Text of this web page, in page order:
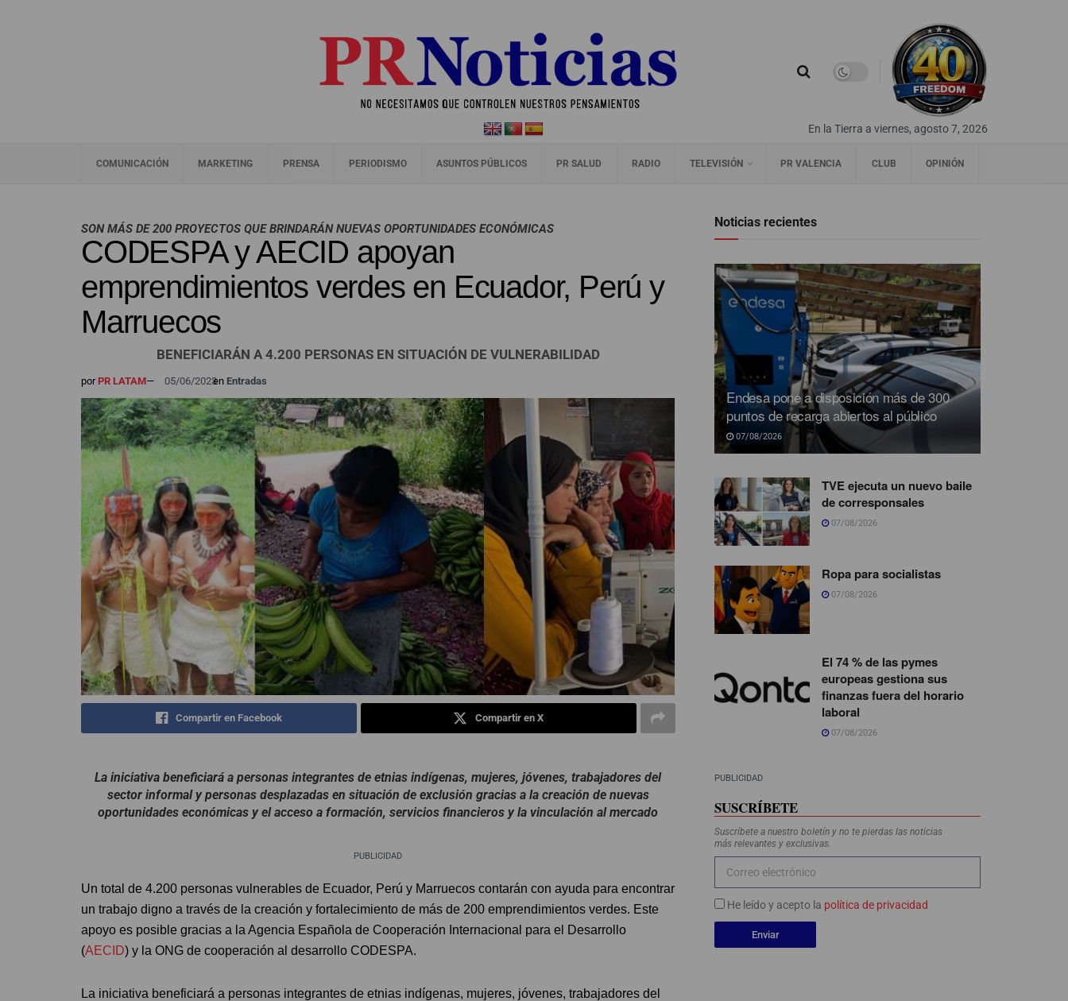
En la Tierra a viernes, agosto 7, 2026
COMUNICACIÓN MARKETING PRENSA PERIODISMO ASUNTOS PÚBLICOS PR SALUD RADIO TELEVISIÓN PR VALENCIA CLUB OPINIÓN
SON MÁS DE 200 PROYECTOS QUE BRINDARÁN NUEVAS OPORTUNIDADES ECONÓMICAS
CODESPA y AECID apoyan
emprendimientos verdes en Ecuador, Perú y
Marruecos
BENEFICIARÁN A 4.200 PERSONAS EN SITUACIÓN DE VULNERABILIDAD
porPR LATAM— 05/06/2023en Entradas
Compartir en Facebook Compartir en X
La iniciativa beneficiará a personas integrantes de etnias indígenas, mujeres, jóvenes, trabajadores del
sector informal y personas desplazadas en situación de exclusión gracias a la creación de nuevas
oportunidades económicas y el acceso a formación, servicios financieros y la vinculación al mercado
PUBLICIDAD
Un total de 4.200 personas vulnerables de Ecuador, Perú y Marruecos contarán con ayuda para encontrar
un trabajo digno a través de la creación y fortalecimiento de más de 200 emprendimientos verdes. Este
apoyo es posible gracias a la Agencia Española de Cooperación Internacional para el Desarrollo
(AECID) y la ONG de cooperación al desarrollo CODESPA.
La iniciativa beneficiará a personas integrantes de etnias indígenas, mujeres, jóvenes, trabajadores del
Noticias recientes
Endesa pone a disposición más de 300
puntos de recarga abiertos al público
07/08/2026
TVE ejecuta un nuevo baile
de corresponsales
07/08/2026
Ropa para socialistas
07/08/2026
El 74 % de las pymes
europeas gestiona sus
finanzas fuera del horario
laboral
07/08/2026
PUBLICIDAD
SUSCRÍBETE
Suscríbete a nuestro boletín y no te pierdas las noticias
más relevantes y exclusivas.
He leído y acepto la política de privacidad
Enviar